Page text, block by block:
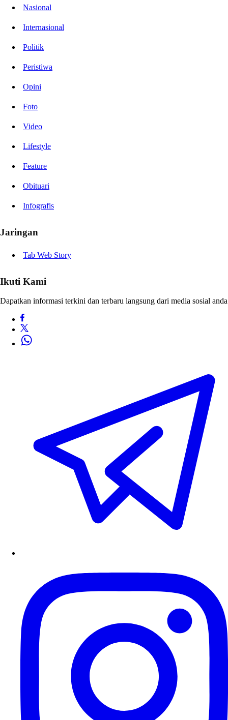
Nasional
Internasional
Politik
Peristiwa
Opini
Foto
Video
Lifestyle
Feature
Obituari
Infografis
Jaringan
Tab Web Story
Ikuti Kami
Dapatkan informasi terkini dan terbaru langsung dari media sosial anda